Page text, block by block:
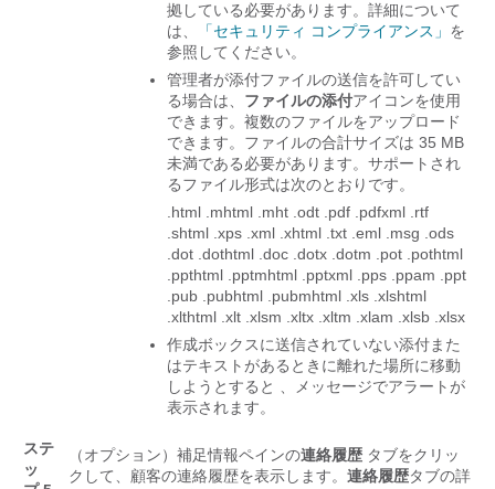
拠している必要があります。詳細について
は、
「セキュリティ コンプライアンス」 を
参照してください。
管理者が添付ファイルの送信を許可してい
る場合は、 ファイルの添付アイコンを使用
できます。複数のファイルをアップロード
できます。ファイルの合計サイズは 35 MB
未満である必要があります。サポートされ
るファイル形式は次のとおりです。
.html .mhtml .mht .odt .pdf .pdfxml .rtf
.shtml .xps .xml .xhtml .txt .eml .msg .ods
.dot .dothtml .doc .dotx .dotm .pot .pothtml
.ppthtml .pptmhtml .pptxml .pps .ppam .ppt
.pub .pubhtml .pubmhtml .xls .xlshtml
.xlthtml .xlt .xlsm .xltx .xltm .xlam .xlsb .xlsx
作成ボックスに送信されていない添付また
はテキストがあるときに離れた場所に移動
しようとすると 、メッセージでアラートが
表示されます。
ステ
ッ
（オプション） 補足情報ペインの連絡履歴 タブをクリッ
クして、顧客の連絡履歴を表示します。 連絡履歴タブの詳